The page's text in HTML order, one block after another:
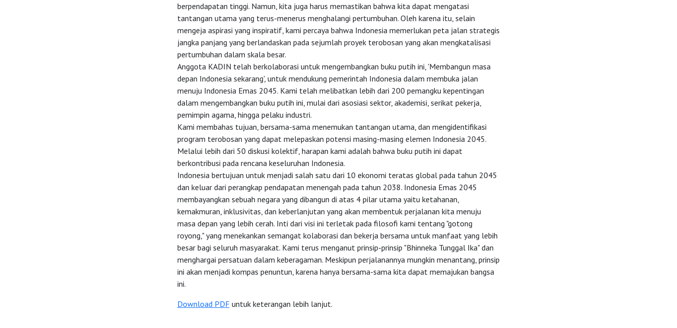
berpendapatan tinggi. Namun, kita juga harus memastikan bahwa kita dapat mengatasi
tantangan utama yang terus-menerus menghalangi pertumbuhan. Oleh karena itu, selain
mengeja aspirasi yang inspiratif, kami percaya bahwa Indonesia memerlukan peta jalan strategis
jangka panjang yang berlandaskan pada sejumlah proyek terobosan yang akan mengkatalisasi
pertumbuhan dalam skala besar.
Anggota KADIN telah berkolaborasi untuk mengembangkan buku putih ini, 'Membangun masa
depan Indonesia sekarang', untuk mendukung pemerintah Indonesia dalam membuka jalan
menuju Indonesia Emas 2045. Kami telah melibatkan lebih dari 200 pemangku kepentingan
dalam mengembangkan buku putih ini, mulai dari asosiasi sektor, akademisi, serikat pekerja,
pemimpin agama, hingga pelaku industri.
Kami membahas tujuan, bersama-sama menemukan tantangan utama, dan mengidentifikasi
program terobosan yang dapat melepaskan potensi masing-masing elemen Indonesia 2045.
Melalui lebih dari 50 diskusi kolektif, harapan kami adalah bahwa buku putih ini dapat
berkontribusi pada rencana keseluruhan Indonesia.
Indonesia bertujuan untuk menjadi salah satu dari 10 ekonomi teratas global pada tahun 2045
dan keluar dari perangkap pendapatan menengah pada tahun 2038. Indonesia Emas 2045
membayangkan sebuah negara yang dibangun di atas 4 pilar utama yaitu ketahanan,
kemakmuran, inklusivitas, dan keberlanjutan yang akan membentuk perjalanan kita menuju
masa depan yang lebih cerah. Inti dari visi ini terletak pada filosofi kami tentang "gotong
royong," yang menekankan semangat kolaborasi dan bekerja bersama untuk manfaat yang lebih
besar bagi seluruh masyarakat. Kami terus menganut prinsip-prinsip "Bhinneka Tunggal Ika" dan
menghargai persatuan dalam keberagaman. Meskipun perjalanannya mungkin menantang, prinsip
ini akan menjadi kompas penuntun, karena hanya bersama-sama kita dapat memajukan bangsa
ini.
Download PDF untuk keterangan lebih lanjut.